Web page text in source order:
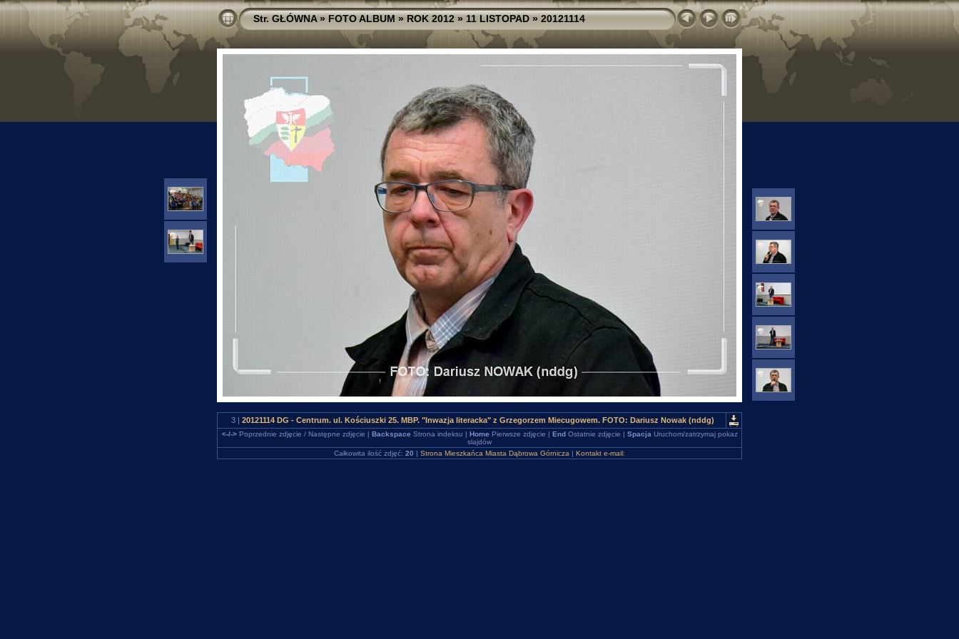
Str. GŁÓWNA»FOTO ALBUM»ROK 2012»11 LISTOPAD»20121114
3 | 20121114 DG - Centrum. ul. Kościuszki 25. MBP. "Inwazja literacka" z Grzegorzem Miecugowem. FOTO: Dariusz Nowak (nddg)
<-/->Poprzednie zdjęcie / Następne zdjęcie | Backspace Strona indeksu | Home Pierwsze zdjęcie | EndOstatnie zdjęcie | Spacja Uruchom/zatrzymaj pokaz
slajdów
Całkowita ilość zdjęć: 20 | Strona Mieszkańca Miasta Dąbrowa Górnicza | Kontakt e-mail: